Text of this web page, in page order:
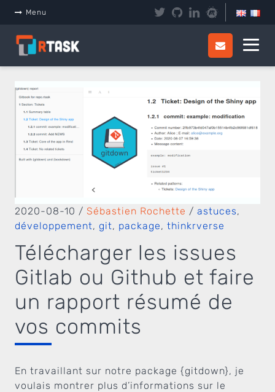
Menu
2020-08-10 / Sébastien Rochette / astuces,
développement, git, package, thinkrverse
Télécharger les issues
Gitlab ou Github et faire
un rapport résumé de
vos commits
En travaillant sur notre package {gitdown}, je
voulais montrer plus d’informations sur le